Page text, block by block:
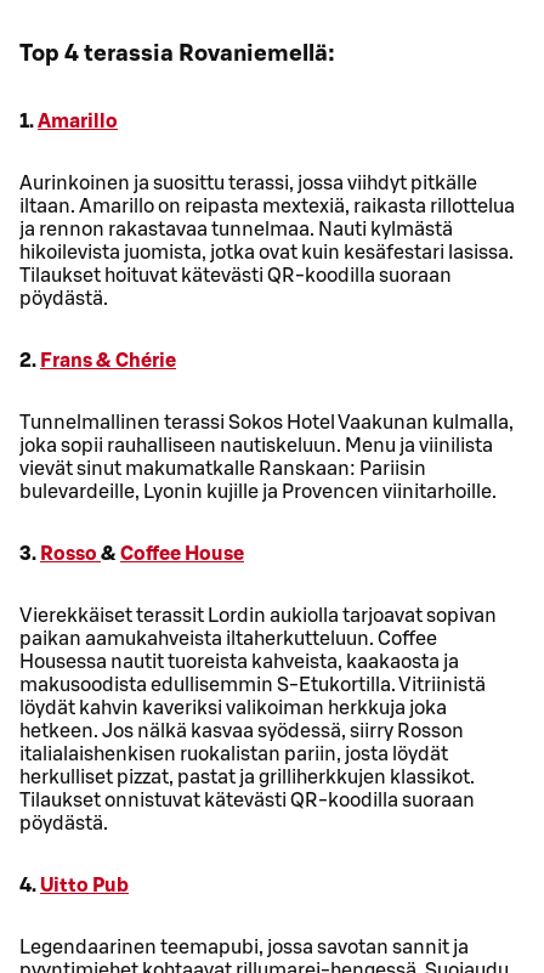
Top 4 terassia Rovaniemellä:
1.Amarillo
Aurinkoinen ja suosittu terassi, jossa viihdyt pitkälle
iltaan. Amarillo on reipasta mextexiä, raikasta rillottelua
ja rennon rakastavaa tunnelmaa. Nauti kylmästä
hikoilevista juomista, jotka ovat kuin kesäfestari lasissa.
Tilaukset hoituvat kätevästi QR-koodilla suoraan
pöydästä.
2. Frans & Chérie
Tunnelmallinen terassi Sokos Hotel Vaakunan kulmalla,
joka sopii rauhalliseen nautiskeluun. Menu ja viinilista
vievät sinut makumatkalle Ranskaan: Pariisin
bulevardeille, Lyonin kujille ja Provencen viinitarhoille.
3. Rosso & Coffee House
Vierekkäiset terassit Lordin aukiolla tarjoavat sopivan
paikan aamukahveista iltaherkutteluun. Coffee
Housessa nautit tuoreista kahveista, kaakaosta ja
makusoodista edullisemmin S-Etukortilla. Vitriinistä
löydät kahvin kaveriksi valikoiman herkkuja joka
hetkeen. Jos nälkä kasvaa syödessä, siirry Rosson
italialaishenkisen ruokalistan pariin, josta löydät
herkulliset pizzat, pastat ja grilliherkkujen klassikot.
Tilaukset onnistuvat kätevästi QR-koodilla suoraan
pöydästä.
4.Uitto Pub
Legendaarinen teemapubi, jossa savotan sannit ja